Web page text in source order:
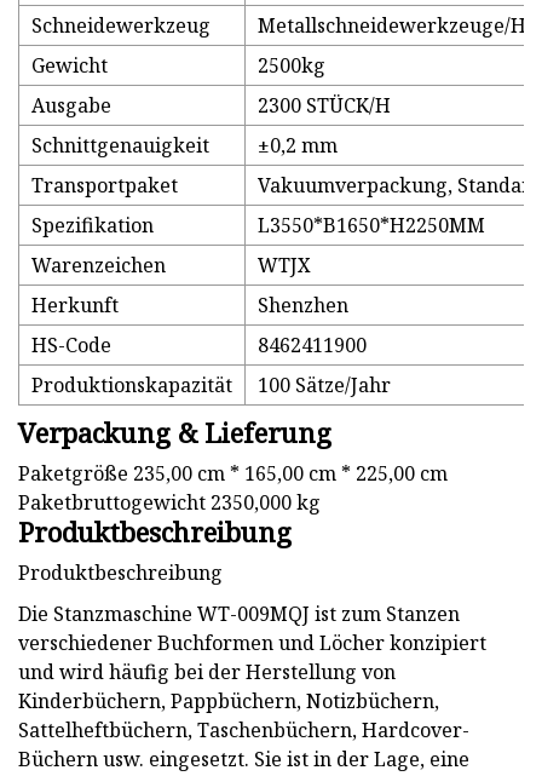
Schneidewerkzeug
Metallschneidewerkzeuge/
Gewicht
2500kg
Ausgabe
2300 STÜCK/H
Schnittgenauigkeit
±0,2 mm
Transportpaket
Vakuumverpackung,
Spezifikation
L3550*B1650*H2250MM
Warenzeichen
WTJX
Herkunft
Shenzhen
HS-Code
8462411900
Produktionskapazität
100 Sätze/Jahr
Verpackung & Lieferung
Paketgröße 235,00 cm * 165,00 cm * 225,00 cm
Paketbruttogewicht 2350,000 kg
Produktbeschreibung
Produktbeschreibung
Die Stanzmaschine WT-009MQJ ist zum Stanzen
verschiedener Buchformen und Löcher konzipiert
und wird häufig bei der Herstellung von
Kinderbüchern, Pappbüchern, Notizbüchern,
Sattelheftbüchern, Taschenbüchern, Hardcover-
Büchern usw. eingesetzt. Sie ist in der Lage, eine